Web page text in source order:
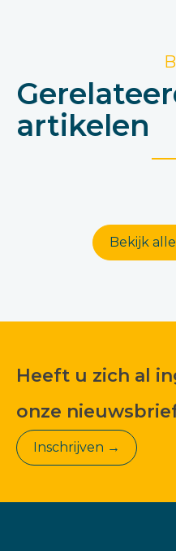
artikelen
Bekijk
Heeft u zich al
onze
Inschrijven →